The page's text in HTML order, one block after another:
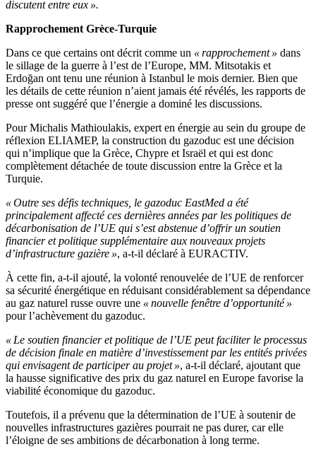
discutent entre eux ».
Rapprochement Grèce-Turquie
Dans ce que certains ont décrit comme un « rapprochement » dans
le sillage de la guerre à l’est de l’Europe, MM. Mitsotakis et
Erdoğan ont tenu une réunion à Istanbul le mois dernier. Bien que
les détails de cette réunion n’aient jamais été révélés, les rapports de
presse ont suggéré que l’énergie a dominé les discussions.
Pour Michalis Mathioulakis, expert en énergie au sein du groupe de
réflexion ELIAMEP, la construction du gazoduc est une décision
qui n’implique que la Grèce, Chypre et Israël et qui est donc
complètement détachée de toute discussion entre la Grèce et la
Turquie.
« Outre ses défis techniques, le gazoduc EastMed a été
principalement affecté ces dernières années par les politiques de
décarbonisation de l’UE qui s’est abstenue d’offrir un soutien
financier et politique supplémentaire aux nouveaux projets
d’infrastructure gazière », a-t-il déclaré à EURACTIV.
À cette fin, a-t-il ajouté, la volonté renouvelée de l’UE de renforcer
sa sécurité énergétique en réduisant considérablement sa dépendance
au gaz naturel russe ouvre une « nouvelle fenêtre d’opportunité »
pour l’achèvement du gazoduc.
« Le soutien financier et politique de l’UE peut faciliter le processus
de décision finale en matière d’investissement par les entités privées
qui envisagent de participer au projet », a-t-il déclaré, ajoutant que
la hausse significative des prix du gaz naturel en Europe favorise la
viabilité économique du gazoduc.
Toutefois, il a prévenu que la détermination de l’UE à soutenir de
nouvelles infrastructures gazières pourrait ne pas durer, car elle
l’éloigne de ses ambitions de décarbonation à long terme.